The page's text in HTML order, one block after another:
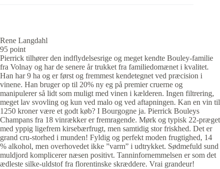
Rene Langdahl
95 point
Pierrick tilhører den indflydelsesrige og meget kendte Bouley-familie
fra Volnay og har de senere år trukket fra familiedomænet i kvalitet.
Han har 9 ha og er først og fremmest kendetegnet ved præcision i
vinene. Han bruger op til 20% ny eg på premier cruerne og
manipulerer så lidt som muligt med vinen i kælderen. Ingen filtrering,
meget lav svovling og kun ved malo og ved aftapningen. Kan en vin til
1250 kroner være et godt køb? I Bourgogne ja. Pierrick Bouleys
Champans fra 18 vinrækker er fremragende. Mørk og typisk 22-præget
med yppig ligefrem kirsebærfrugt, men samtidig stor friskhed. Det er
grand cru-storhed i munden! Fyldig og perfekt moden frugtighed, 14
% alkohol, men overhovedet ikke ”varm” i udtrykket. Sødmefuld sund
muldjord komplicerer næsen positivt. Tanninfornemmelsen er som det
ædleste silke-uldstof fra florentinske skræddere. Vrai grandeur!